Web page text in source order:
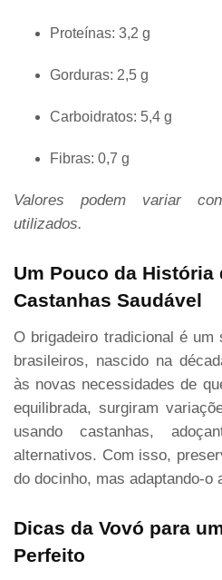
Proteínas: 3,2 g
Gorduras: 2,5 g
Carboidratos: 5,4 g
Fibras: 0,7 g
Valores podem variar
utilizados.
Um Pouco da História
Castanhas Saudável
O brigadeiro tradicional é um
brasileiros, nascido na
às novas necessidades de
equilibrada, surgiram
usando castanhas,
alternativos. Com isso,
do docinho, mas adaptando-o
Dicas da Vovó para
Perfeito